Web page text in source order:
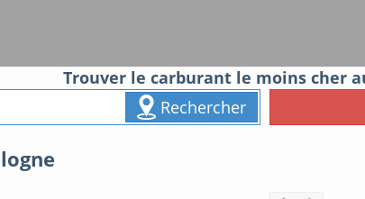
Trouver le carburant le moins cher
Rechercher